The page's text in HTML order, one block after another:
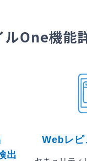
ルOne機能
出
Webレピ